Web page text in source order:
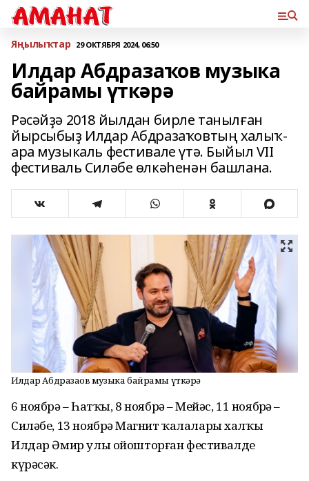
Яңылыҡтар 29 ОКТЯБРЯ 2024, 06:50
Илдар Абдразаҡов музыка
байрамы үткәрә
Рәсәйҙә 2018 йылдан бирле танылған
йырсыбыҙ Илдар Абдразаҡовтың халыҡ-
ара музыкаль фестивале үтә. Быйыл VII
фестиваль Силәбе өлкәһенән башлана.
Илдар Абдразаҡов музыка байрамы үткәрә
6 ноябрҙә – Һатҡы, 8 ноябрҙә – Мейәс, 11 ноябрҙә –
Силәбе, 13 ноябрҙә Магнит ҡалалары халҡы
Илдар Әмир улы ойошторған фестивалде
күрәсәк.